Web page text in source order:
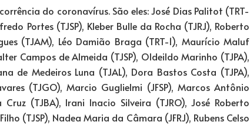
do coronavírus. São eles: José Dias Palitot (TRT-
Portes (TJSP), Kleber Bulle da Rocha (TJRJ), Roberto
(TJAM), Léo Damião Braga (TRT-1), Maurício Maluf
Campos de Almeida (TJSP), Oldeildo Marinho (TJPA),
de Medeiros Luna (TJAL), Dora Bastos Costa (TJPA),
(TJGO), Marcio Guglielmi (JFSP), Marcos Antônio
(TJBA), Irani Inacio Silveira (TJRO), José Roberto
(TJSP), Nadea Maria da Câmara (JFRJ), Rubens Celso